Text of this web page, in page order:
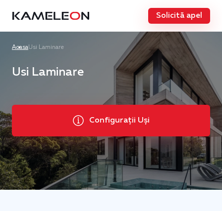
Solicită apel
AcasaUsi Laminare
Usi Laminare
Configurații Uși